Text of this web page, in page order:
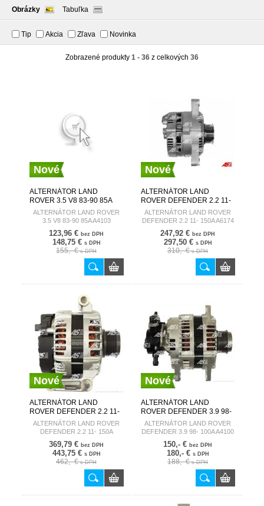
Obrázky
Tabuľka
Tip Akcia Zľava Novinka
Zobrazené produkty 1 - 36 z celkových 36
Nové
ALTERNÁTOR LAND
ROVER 3.5 V8 83-90 85A
A4103 AUTOSTARTER
ALTERNÁTOR LAND ROVER
3.5 V8 83-90 85A A4103
123,96 € bez DPH
148,75 € s DPH
155,- €s DPH
Nové
ALTERNÁTOR LAND
ROVER DEFENDER 2.2 11-
150A A6174 AUTOSTARTER
ALTERNÁTOR LAND ROVER
DEFENDER 2.2 11- 150A A6174
247,92 € bez DPH
297,50 € s DPH
310,- €s DPH
Nové
ALTERNÁTOR LAND
ROVER DEFENDER 2.2 11-
150A A6174(DENSO)
AUTOSTARTER
ALTERNÁTOR LAND ROVER
DEFENDER 2.2 11- 150A
A6174(DENSO)
369,79 € bez DPH
443,75 € s DPH
462,- €s DPH
Nové
ALTERNÁTOR LAND
ROVER DEFENDER 3.9 98-
100A A4100 AUTOSTARTER
ALTERNÁTOR LAND ROVER
DEFENDER 3.9 98- 100A A4100
150,- € bez DPH
180,- € s DPH
188,- €s DPH